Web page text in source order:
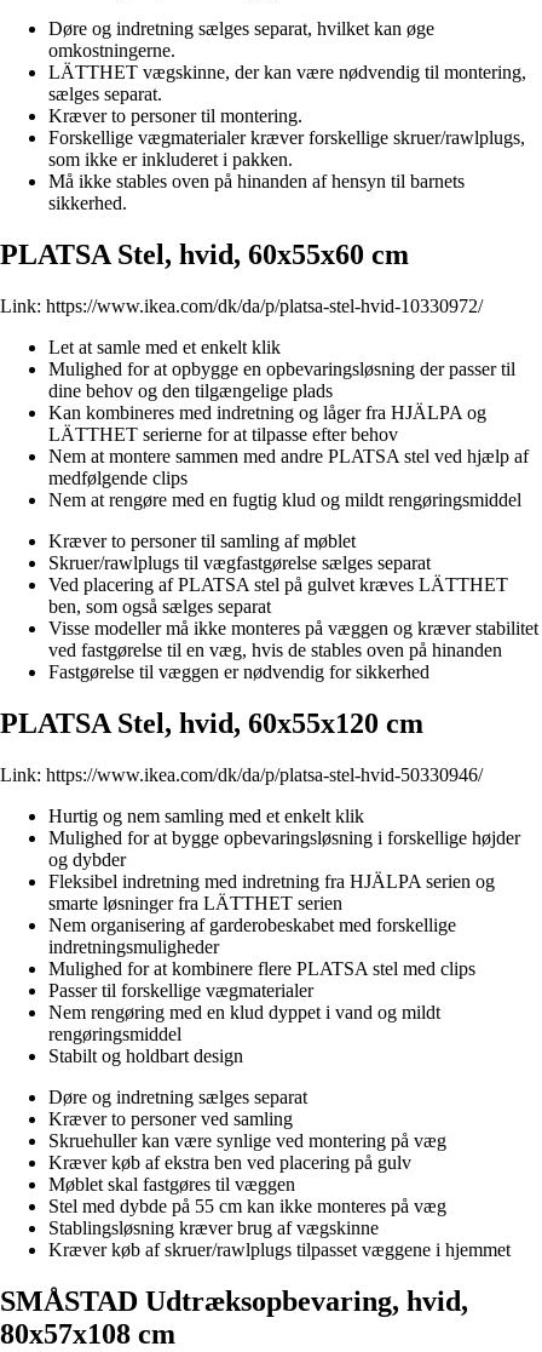
Døre og indretning sælges separat, hvilket kan øge
omkostningerne.
LÄTTHET vægskinne, der kan være nødvendig til montering,
sælges separat.
Kræver to personer til montering.
Forskellige vægmaterialer kræver forskellige skruer/rawlplugs,
som ikke er inkluderet i pakken.
Må ikke stables oven på hinanden af hensyn til barnets
sikkerhed.
PLATSA Stel, hvid, 60x55x60 cm
Link: https://www.ikea.com/dk/da/p/platsa-stel-hvid-10330972/
Let at samle med et enkelt klik
Mulighed for at opbygge en opbevaringsløsning der passer til
dine behov og den tilgængelige plads
Kan kombineres med indretning og låger fra HJÄLPA og
LÄTTHET serierne for at tilpasse efter behov
Nem at montere sammen med andre PLATSA stel ved hjælp af
medfølgende clips
Nem at rengøre med en fugtig klud og mildt rengøringsmiddel
Kræver to personer til samling af møblet
Skruer/rawlplugs til vægfastgørelse sælges separat
Ved placering af PLATSA stel på gulvet kræves LÄTTHET
ben, som også sælges separat
Visse modeller må ikke monteres på væggen og kræver stabilitet
ved fastgørelse til en væg, hvis de stables oven på hinanden
Fastgørelse til væggen er nødvendig for sikkerhed
PLATSA Stel, hvid, 60x55x120 cm
Link: https://www.ikea.com/dk/da/p/platsa-stel-hvid-50330946/
Hurtig og nem samling med et enkelt klik
Mulighed for at bygge opbevaringsløsning i forskellige højder
og dybder
Fleksibel indretning med indretning fra HJÄLPA serien og
smarte løsninger fra LÄTTHET serien
Nem organisering af garderobeskabet med forskellige
indretningsmuligheder
Mulighed for at kombinere flere PLATSA stel med clips
Passer til forskellige vægmaterialer
Nem rengøring med en klud dyppet i vand og mildt
rengøringsmiddel
Stabilt og holdbart design
Døre og indretning sælges separat
Kræver to personer ved samling
Skruehuller kan være synlige ved montering på væg
Kræver køb af ekstra ben ved placering på gulv
Møblet skal fastgøres til væggen
Stel med dybde på 55 cm kan ikke monteres på væg
Stablingsløsning kræver brug af vægskinne
Kræver køb af skruer/rawlplugs tilpasset væggene i hjemmet
SMÅSTAD Udtræksopbevaring, hvid,
80x57x108 cm